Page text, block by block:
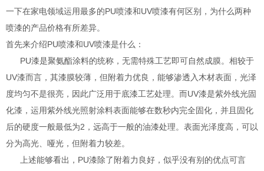
一下在家电领域运用最多的PU喷漆和UV喷漆有何区别，为什么两种
喷漆的产品价格有所差异。
首先来介绍PU喷漆和UV喷漆是什么：
PU漆是聚氨酯涂料的统称，无需特殊工艺即可自然成膜。相较于
UV漆而言，其漆膜较薄，但附着力优良，能够渗透入木材表面，光泽
度均匀不是很亮，因此广泛用于底漆工艺处理。而UV漆是紫外线光固
化漆，运用紫外线光照射涂料表面能够在数秒内完全固化，并且固化
后的硬度一般最低为2，远高于一般的油漆处理。表面光泽度高，可以
分为高光、哑光，但附着力较差。
上述能够看出，PU漆除了附着力良好，似乎没有别的优点可言